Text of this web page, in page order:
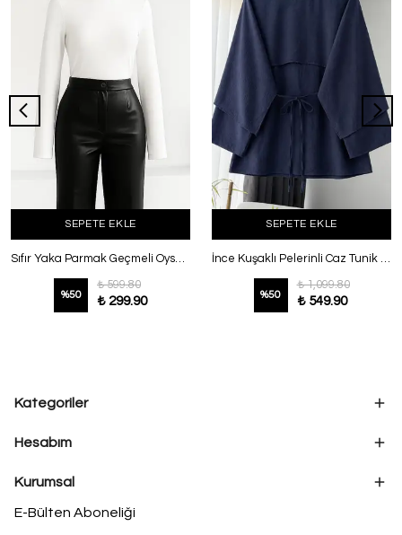
SEPETE EKLE
Sıfır Yaka Parmak Geçmeli Oysho Bady Ekru
%50
₺ 599.80
₺ 299.90
SEPETE EKLE
İnce Kuşaklı Pelerinli Caz Tunik Koyu Lacivert
%50
₺ 1,099.80
₺ 549.90
Kategoriler
Hesabım
Kurumsal
E-Bülten Aboneliği